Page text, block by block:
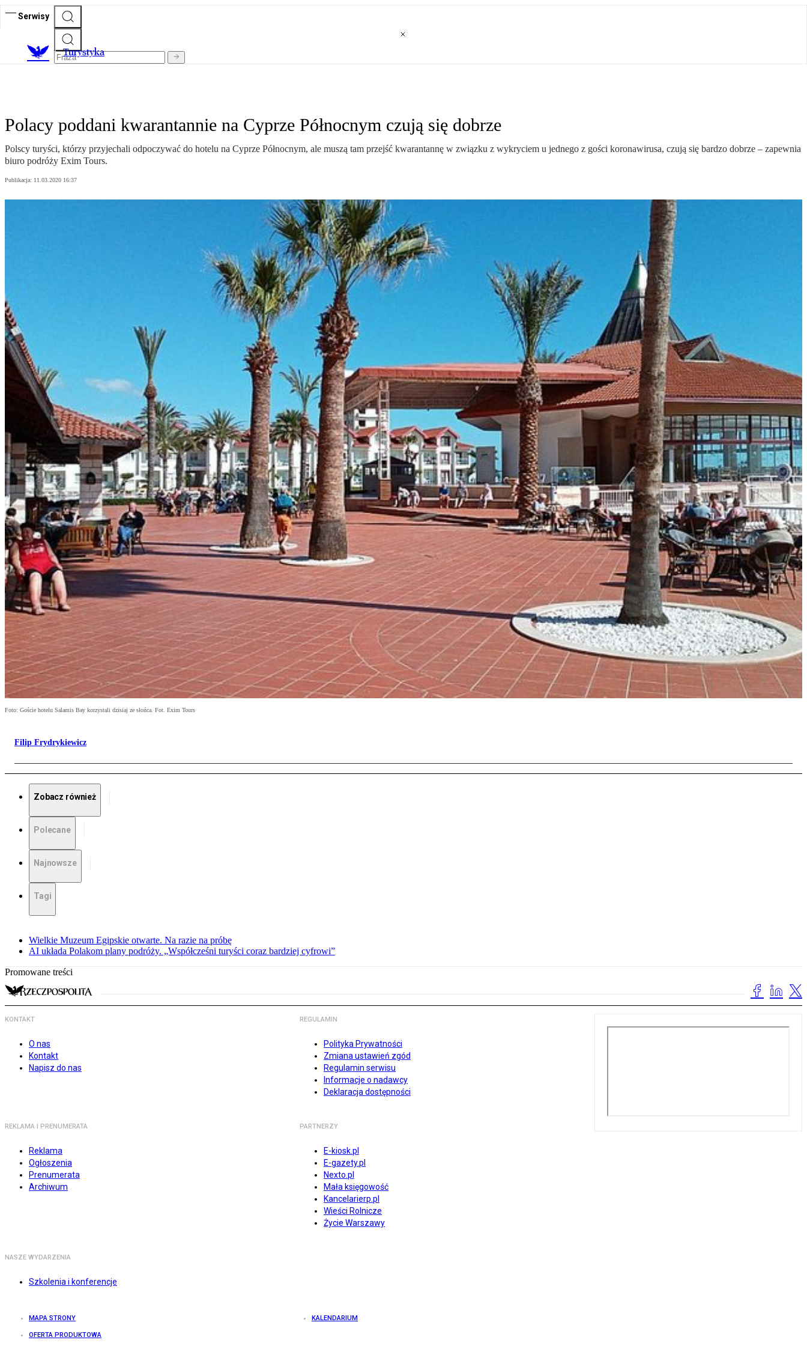
Serwisy
Turystyka
Polacy poddani kwarantannie na Cyprze Północnym czują się dobrze
Polscy turyści, którzy przyjechali odpoczywać do hotelu na Cyprze Północnym, ale muszą tam przejść kwarantannę w związku z wykryciem u jednego z gości koronawirusa, czują się bardzo dobrze – zapewnia
biuro podróży Exim Tours.
Publikacja: 11.03.2020 16:37
Foto: Goście hotelu Salamis Bay korzystali dzisiaj ze słońca. Fot. Exim Tours
Filip Frydrykiewicz
Zobacz również
Polecane
Najnowsze
Tagi
Wielkie Muzeum Egipskie otwarte. Na razie na próbę
AI układa Polakom plany podróży. „Współcześni turyści coraz bardziej cyfrowi”
Promowane treści
KONTAKT
O nas
Kontakt
Napisz do nas
REGULAMIN
Polityka Prywatności
Zmiana ustawień zgód
Regulamin serwisu
Informacje o nadawcy
Deklaracja dostępności
REKLAMA I PRENUMERATA
Reklama
Ogłoszenia
Prenumerata
Archiwum
PARTNERZY
E-kiosk.pl
E-gazety.pl
Nexto.pl
Mała księgowość
Kancelarierp.pl
Wieści Rolnicze
Życie Warszawy
NASZE WYDARZENIA
Szkolenia i konferencje
MAPA STRONY KALENDARIUM
OFERTA PRODUKTOWA